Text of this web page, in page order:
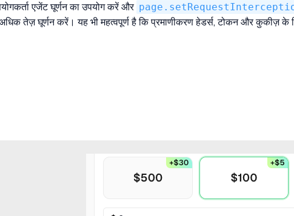
एजेंट घूर्णन का उपयोग करें और
तेज़ घूर्णन करें। यह भी महत्वपूर्ण है कि प्रमाणीकरण हेडर्स, टोकन और कुकीज़